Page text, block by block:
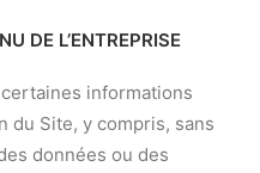
DE L’ENTREPRISE
informations
du Site, y compris, sans
données ou des